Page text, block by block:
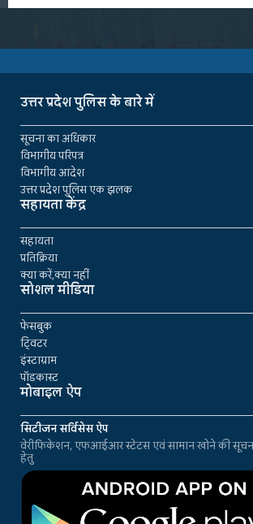
उत्तर प्रदेश पुलिस के बारे में
सूचना का अधिकार
विभागीय परिपत्र
विभागीय आदेश
उत्तर प्रदेश पुलिस एक झलक
सहायता केंद्र
सहायता
प्रतिक्रिया
क्या करें,क्या नहीं
सोशल मीडिया
फेसबुक
ट्विटर
इंस्टाग्राम
पॉडकास्ट
मोबाइल ऐप
सिटीजन सर्विसेस ऐप
वेरीफिकेशन, एफआईआर स्टेटस एवं सामान खोने की
हेतु